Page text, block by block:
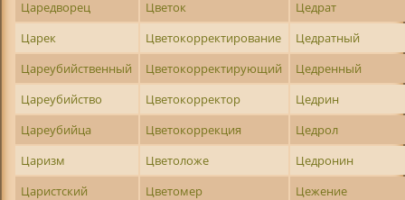
Царедворец
Цветок
Цедрат
Царек
Цветокорректирование
Цедратный
Цареубийственный
Цветокорректирующий
Цедренный
Цареубийство
Цветокорректор
Цедрин
Цареубийца
Цветокоррекция
Цедрол
Царизм
Цветоложе
Цедронин
Царистский
Цветомер
Цежение